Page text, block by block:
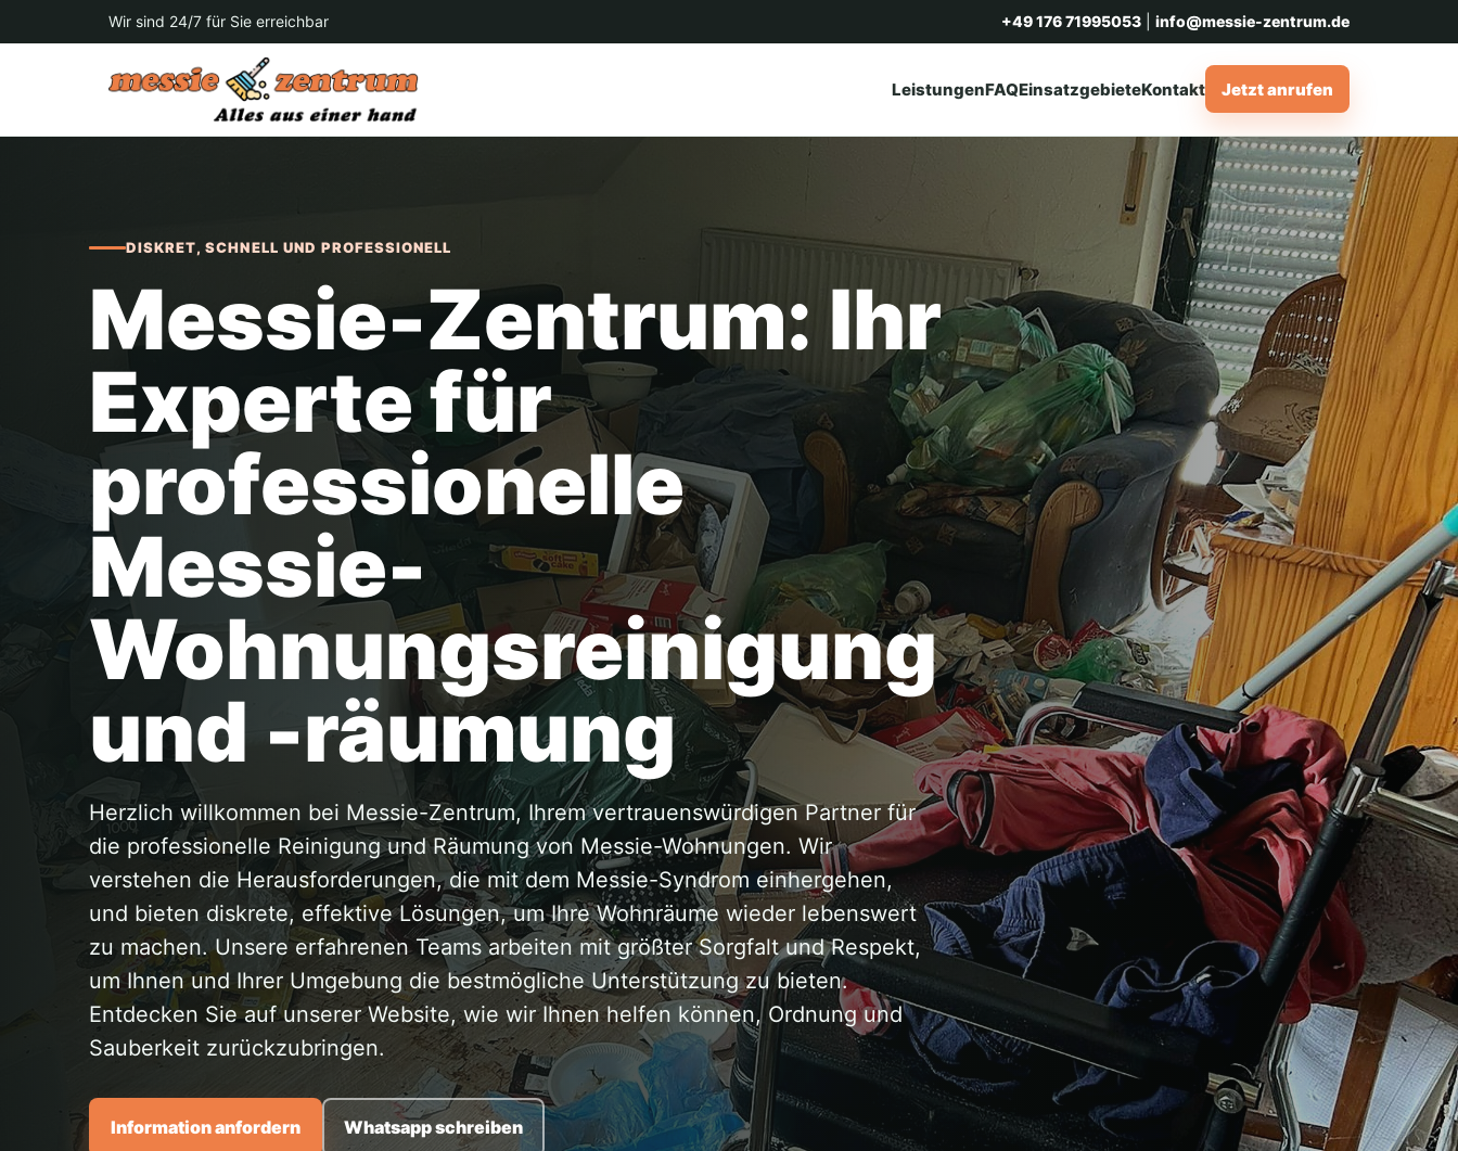
Wir sind 24/7 für Sie erreichbar +49 176 71995053 info@messie-zentrum.de
LeistungenFAQEinsatzgebieteKontakt Jetzt anrufen
DISKRET, SCHNELL UND PROFESSIONELL
Messie-Zentrum: Ihr
Experte für
professionelle
Messie-
Wohnungsreinigung
und -räumung
Herzlich willkommen bei Messie-Zentrum, Ihrem vertrauenswürdigen Partner für
die professionelle Reinigung und Räumung von Messie-Wohnungen. Wir
verstehen die Herausforderungen, die mit dem Messie-Syndrom einhergehen,
und bieten diskrete, effektive Lösungen, um Ihre Wohnräume wieder lebenswert
zu machen. Unsere erfahrenen Teams arbeiten mit größter Sorgfalt und Respekt,
um Ihnen und Ihrer Umgebung die bestmögliche Unterstützung zu bieten.
Entdecken Sie auf unserer Website, wie wir Ihnen helfen können, Ordnung und
Sauberkeit zurückzubringen.
Information anfordern Whatsapp schreiben